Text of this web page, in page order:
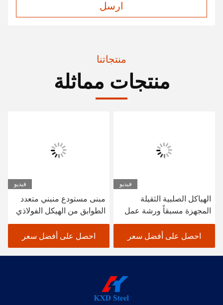
ارسل
منتجاتنا
منتجات مماثلة
فيديو
الهياكل الصلبية الثقيلة
المجهزة مسبقاً ورشة عمل
البناء الصلب المهيك مخزن
احصل على أفضل سعر
فيديو
مبنى مستودع منبني متعدد
الطوابق من الهيكل الفولاذي
SGS BV المعتمد CE
احصل على أفضل سعر